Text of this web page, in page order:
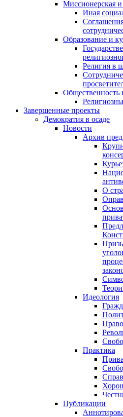
Миссионерская и
Иная
Образование и
Религия в
Завершенные проекты
Демократия в осаде
Новости
Архив
О
Идеология
Право
Практика
Публикации